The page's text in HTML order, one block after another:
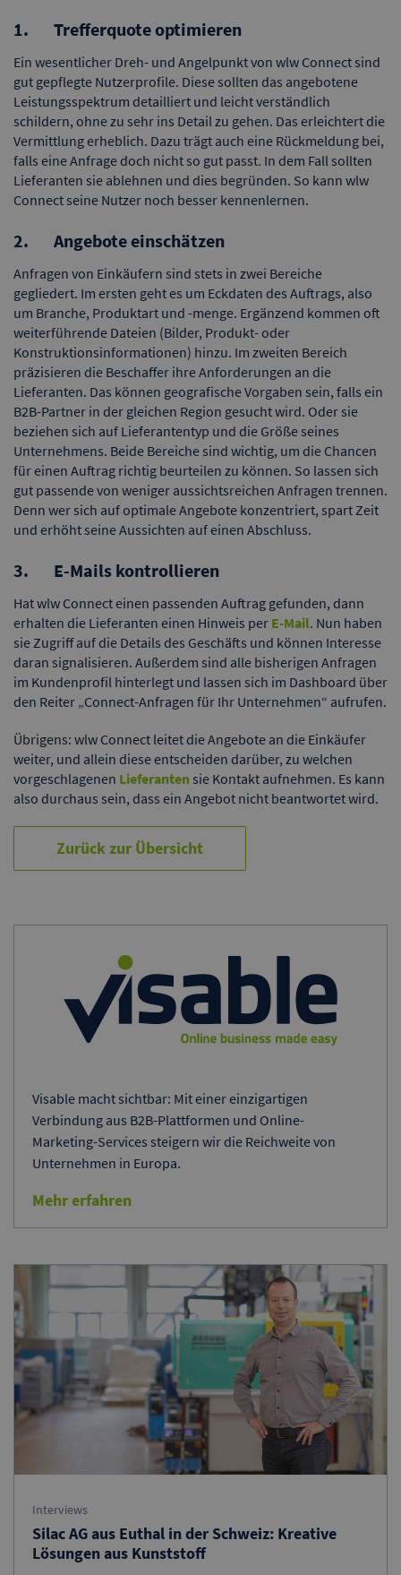
1. Trefferquote optimieren
Ein wesentlicher Dreh- und Angelpunkt von wlw Connect sind
gut gepflegte Nutzerprofile. Diese sollten das angebotene
Leistungsspektrum detailliert und leicht verständlich
schildern, ohne zu sehr ins Detail zu gehen. Das erleichtert die
Vermittlung erheblich. Dazu trägt auch eine Rückmeldung bei,
falls eine Anfrage doch nicht so gut passt. In dem Fall sollten
Lieferanten sie ablehnen und dies begründen. So kann wlw
Connect seine Nutzer noch besser kennenlernen.
2. Angebote einschätzen
Anfragen von Einkäufern sind stets in zwei Bereiche
gegliedert. Im ersten geht es um Eckdaten des Auftrags, also
um Branche, Produktart und -menge. Ergänzend kommen oft
weiterführende Dateien (Bilder, Produkt- oder
Konstruktionsinformationen) hinzu. Im zweiten Bereich
präzisieren die Beschaffer ihre Anforderungen an die
Lieferanten. Das können geografische Vorgaben sein, falls ein
B2B-Partner in der gleichen Region gesucht wird. Oder sie
beziehen sich auf Lieferantentyp und die Größe seines
Unternehmens. Beide Bereiche sind wichtig, um die Chancen
für einen Auftrag richtig beurteilen zu können. So lassen sich
gut passende von weniger aussichtsreichen Anfragen trennen.
Denn wer sich auf optimale Angebote konzentriert, spart Zeit
und erhöht seine Aussichten auf einen Abschluss.
3. E-Mails kontrollieren
Hat wlw Connect einen passenden Auftrag gefunden, dann
erhalten die Lieferanten einen Hinweis per E-Mail. Nun haben
sie Zugriff auf die Details des Geschäfts und können Interesse
daran signalisieren. Außerdem sind alle bisherigen Anfragen
im Kundenprofil hinterlegt und lassen sich im Dashboard über
den Reiter „Connect-Anfragen für Ihr Unternehmen“ aufrufen.
Übrigens: wlw Connect leitet die Angebote an die Einkäufer
weiter, und allein diese entscheiden darüber, zu welchen
vorgeschlagenen Lieferanten sie Kontakt aufnehmen. Es kann
also durchaus sein, dass ein Angebot nicht beantwortet wird.
Zurück zur Übersicht
Visable macht sichtbar: Mit einer einzigartigen
Verbindung aus B2B-Plattformen und Online-
Marketing-Services steigern wir die Reichweite von
Unternehmen in Europa.
Mehr erfahren
Interviews
Silac AG aus Euthal in der Schweiz: Kreative
Lösungen aus Kunststoff